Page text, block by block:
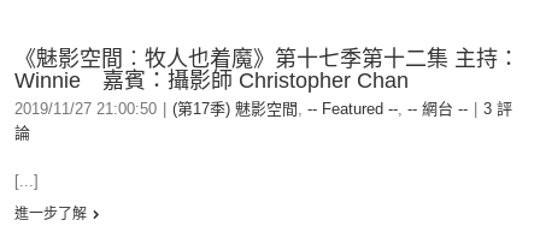
《魅影空間︰牧人也着魔》第十七季第十二集 主持：
Winnie 嘉賓：攝影師 Christopher Chan
2019/11/27 21:00:50 (第17季) 魅影空間 , -- Featured --, -- 網台 --
3 評
論
[...]
進一步了解